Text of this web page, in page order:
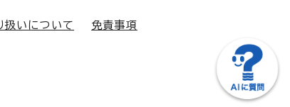
扱いについて 免責事項